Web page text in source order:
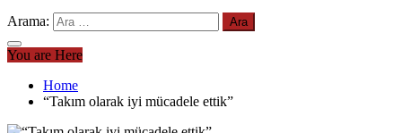
Arama:
You are Here
Home
“Takım olarak iyi mücadele ettik”